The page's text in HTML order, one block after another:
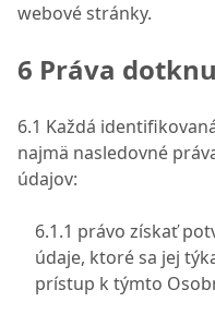
webové stránky.
6 Práva
6.1 Každá
najmä nasledovné
údajov:
6.1.1 právo získať
údaje, ktoré sa jej
prístup k týmto